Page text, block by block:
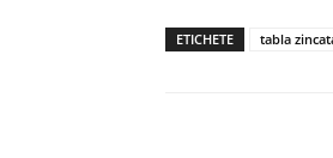
ETICHETE tabla